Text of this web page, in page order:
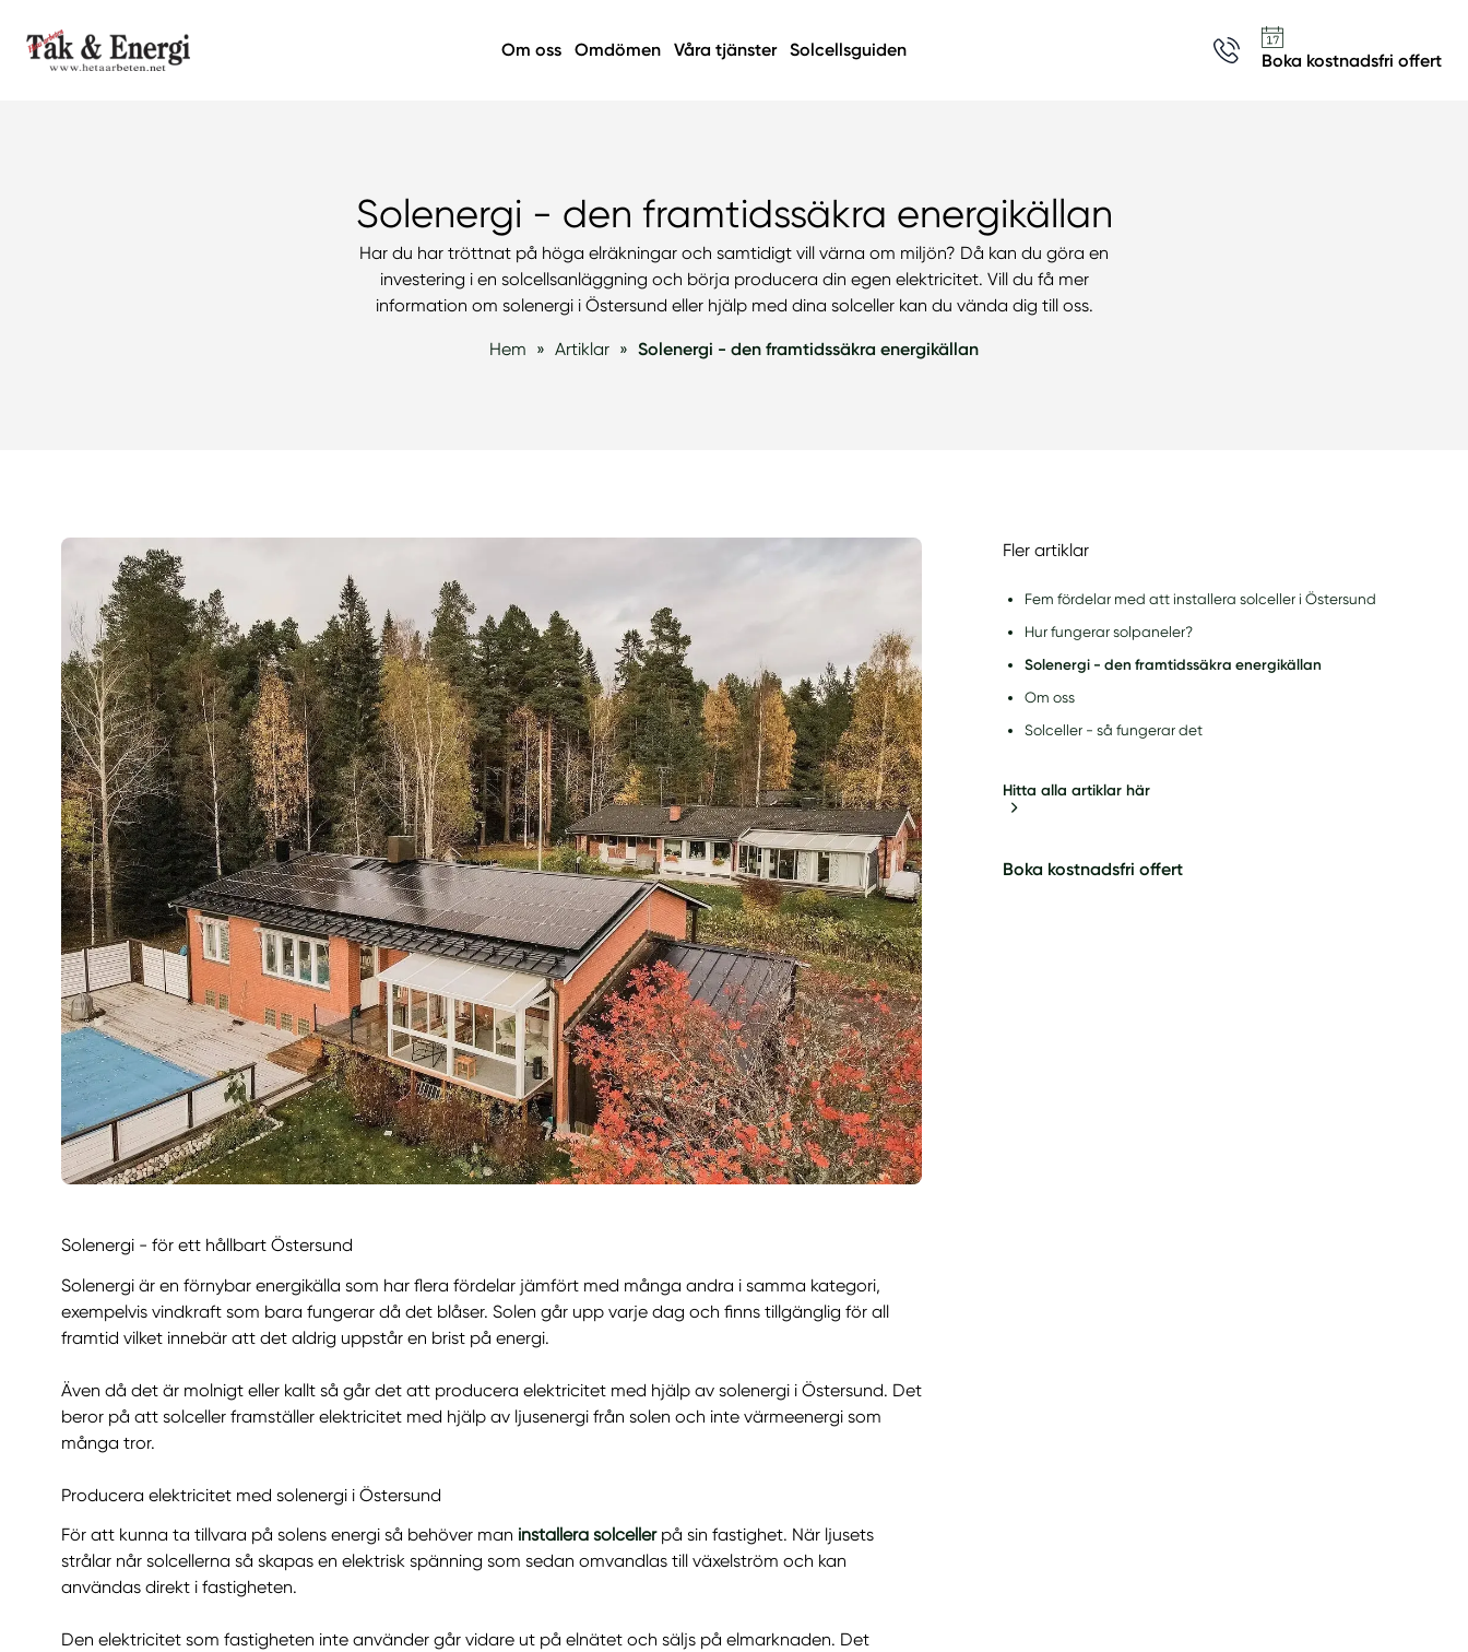
Om oss Omdömen Våra tjänster Solcellsguiden
Boka kostnadsfri offert
Solenergi - den framtidssäkra energikällan
Har du har tröttnat på höga elräkningar och samtidigt vill värna om miljön? Då kan du göra en
investering i en solcellsanläggning och börja producera din egen elektricitet. Vill du få mer
information om solenergi i Östersund eller hjälp med dina solceller kan du vända dig till oss.
Hem » Artiklar » Solenergi - den framtidssäkra energikällan
Solenergi - för ett hållbart Östersund
Solenergi är en förnybar energikälla som har flera fördelar jämfört med många andra i samma kategori,
exempelvis vindkraft som bara fungerar då det blåser. Solen går upp varje dag och finns tillgänglig för all
framtid vilket innebär att det aldrig uppstår en brist på energi.
Även då det är molnigt eller kallt så går det att producera elektricitet med hjälp av solenergi i Östersund. Det
beror på att solceller framställer elektricitet med hjälp av ljusenergi från solen och inte värmeenergi som
många tror.
Producera elektricitet med solenergi i Östersund
För att kunna ta tillvara på solens energi så behöver man installera solcellerpå sin fastighet. När ljusets
strålar når solcellerna så skapas en elektrisk spänning som sedan omvandlas till växelström och kan
användas direkt i fastigheten.
Den elektricitet som fastigheten inte använder går vidare ut på elnätet och säljs på elmarknaden. Det
Fler artiklar
Fem fördelar med att installera solceller i Östersund
Hur fungerar solpaneler?
Solenergi - den framtidssäkra energikällan
Om oss
Solceller - så fungerar det
Hitta alla artiklar här
Boka kostnadsfri offert